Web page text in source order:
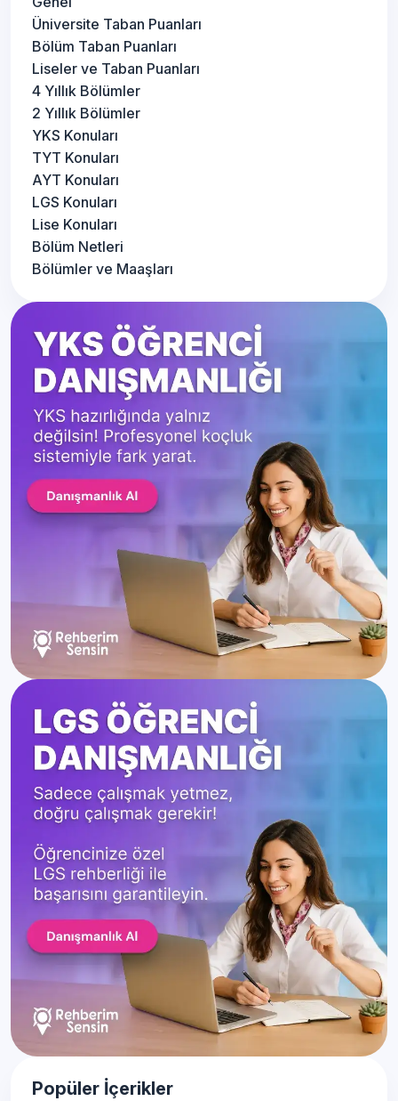
Üniversite Taban Puanları
Bölüm Taban Puanları
Liseler ve Taban Puanları
4 Yıllık Bölümler
2 Yıllık Bölümler
YKS Konuları
TYT Konuları
AYT Konuları
LGS Konuları
Lise Konuları
Bölüm Netleri
Bölümler ve Maaşları
Popüler İçerikler